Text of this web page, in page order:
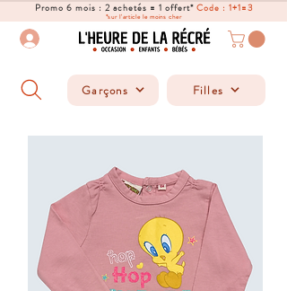
Promo 6 mois : 2 achetés = 1 offert*Code : 1+1=3
*sur l'article le moins cher
Garçons Filles